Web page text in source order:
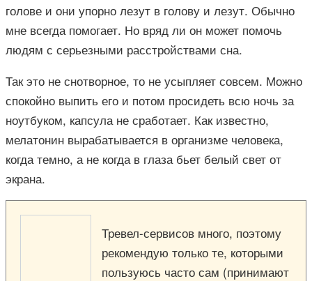
голове и они упорно лезут в голову и лезут. Обычно
мне всегда помогает. Но вряд ли он может помочь
людям с серьезными расстройствами сна.
Так это не снотворное, то не усыпляет совсем. Можно
спокойно выпить его и потом просидеть всю ночь за
ноутбуком, капсула не сработает. Как известно,
мелатонин вырабатывается в организме человека,
когда темно, а не когда в глаза бьет белый свет от
экрана.
Тревел-сервисов много, поэтому
рекомендую только те, которыми
пользуюсь часто сам (принимают